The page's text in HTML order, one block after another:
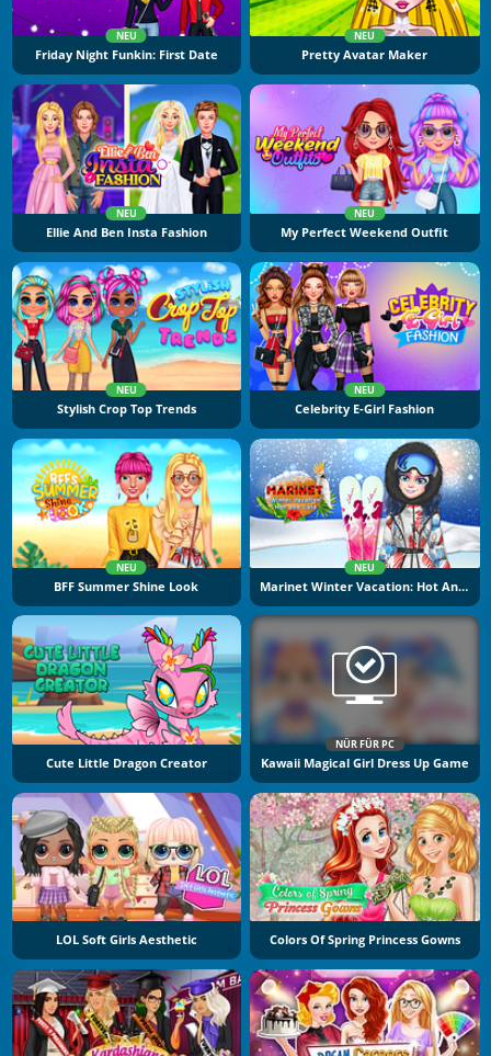
NEU
Friday Night Funkin: First Date
NEU
Pretty Avatar Maker
NEU
Ellie And Ben Insta Fashion
NEU
My Perfect Weekend Outfit
NEU
Stylish Crop Top Trends
NEU
Celebrity E-Girl Fashion
NEU
BFF Summer Shine Look
NEU
Marinet Winter Vacation: Hot And Cold
Cute Little Dragon Creator
NÜR FÜR PC
Kawaii Magical Girl Dress Up Game
LOL Soft Girls Aesthetic Colors Of Spring Princess Gowns